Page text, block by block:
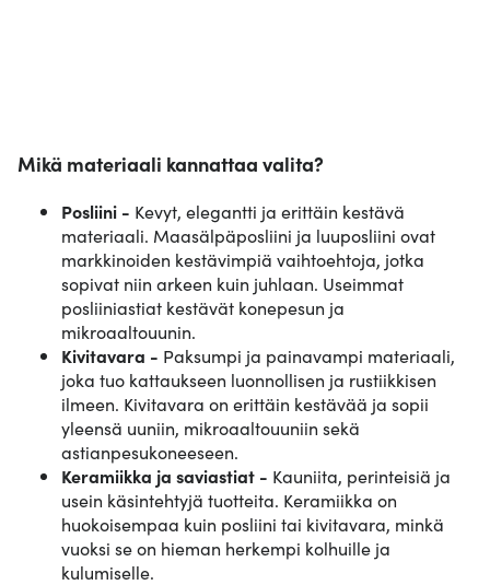
Mikä materiaali kannattaa valita?
Posliini - Kevyt, elegantti ja erittäin kestävä
materiaali. Maasälpäposliini ja luuposliini ovat
markkinoiden kestävimpiä vaihtoehtoja, jotka
sopivat niin arkeen kuin juhlaan. Useimmat
posliiniastiat kestävät konepesun ja
mikroaaltouunin.
Kivitavara - Paksumpi ja painavampi materiaali,
joka tuo kattaukseen luonnollisen ja rustiikkisen
ilmeen. Kivitavara on erittäin kestävää ja sopii
yleensä uuniin, mikroaaltouuniin sekä
astianpesukoneeseen.
Keramiikka ja saviastiat - Kauniita, perinteisiä ja
usein käsintehtyjä tuotteita. Keramiikka on
huokoisempaa kuin posliini tai kivitavara, minkä
vuoksi se on hieman herkempi kolhuille ja
kulumiselle.